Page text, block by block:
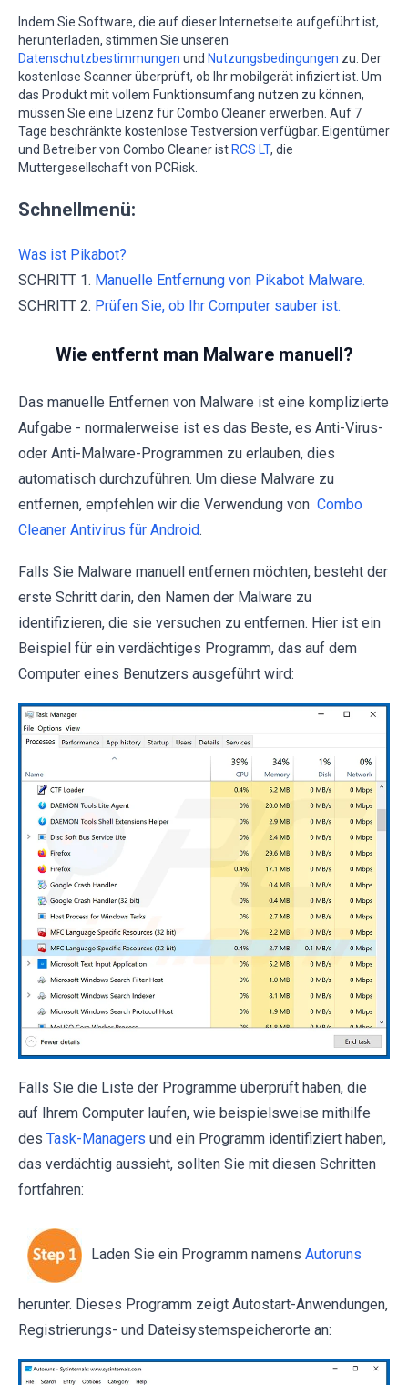
Indem Sie Software, die auf dieser Internetseite aufgeführt ist,
herunterladen, stimmen Sie unseren
Datenschutzbestimmungen und Nutzungsbedingungen zu. Der
kostenlose Scanner überprüft, ob Ihr mobilgerät infiziert ist. Um
das Produkt mit vollem Funktionsumfang nutzen zu können,
müssen Sie eine Lizenz für Combo Cleaner erwerben. Auf 7
Tage beschränkte kostenlose Testversion verfügbar. Eigentümer
und Betreiber von Combo Cleaner ist RCS LT, die
Muttergesellschaft von PCRisk.
Schnellmenü:
Was ist Pikabot?
SCHRITT 1. Manuelle Entfernung von Pikabot Malware.
SCHRITT 2. Prüfen Sie, ob Ihr Computer sauber ist.
Wie entfernt man Malware manuell?
Das manuelle Entfernen von Malware ist eine komplizierte
Aufgabe - normalerweise ist es das Beste, es Anti-Virus-
oder Anti-Malware-Programmen zu erlauben, dies
automatisch durchzuführen. Um diese Malware zu
entfernen, empfehlen wir die Verwendung von Combo
Cleaner Antivirus für Android.
Falls Sie Malware manuell entfernen möchten, besteht der
erste Schritt darin, den Namen der Malware zu
identifizieren, die sie versuchen zu entfernen. Hier ist ein
Beispiel für ein verdächtiges Programm, das auf dem
Computer eines Benutzers ausgeführt wird:
Falls Sie die Liste der Programme überprüft haben, die
auf Ihrem Computer laufen, wie beispielsweise mithilfe
des Task-Managers und ein Programm identifiziert haben,
das verdächtig aussieht, sollten Sie mit diesen Schritten
fortfahren:
Laden Sie ein Programm namens Autoruns
herunter. Dieses Programm zeigt Autostart-Anwendungen,
Registrierungs- und Dateisystemspeicherorte an: